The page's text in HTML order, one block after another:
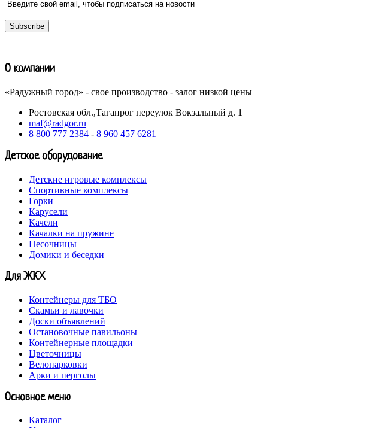
О компании
«Радужный город» - свое производство - залог низкой цены
Ростовская обл.,Таганрог переулок Вокзальный д. 1
maf@radgor.ru
8 800 777 2384 - 8 960 457 6281
Детское оборудование
Детские игровые комплексы
Спортивные комплексы
Горки
Карусели
Качели
Качалки на пружине
Песочницы
Домики и беседки
Для ЖКХ
Контейнеры для ТБО
Скамьи и лавочки
Доски объявлений
Остановочные павильоны
Контейнерные площадки
Цветочницы
Велопарковки
Арки и перголы
Основное меню
Каталог